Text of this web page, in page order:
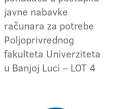
javne nabavke
računara za potrebe
Poljoprivrednog
fakulteta Univerziteta
u Banjoj Luci – LOT 4